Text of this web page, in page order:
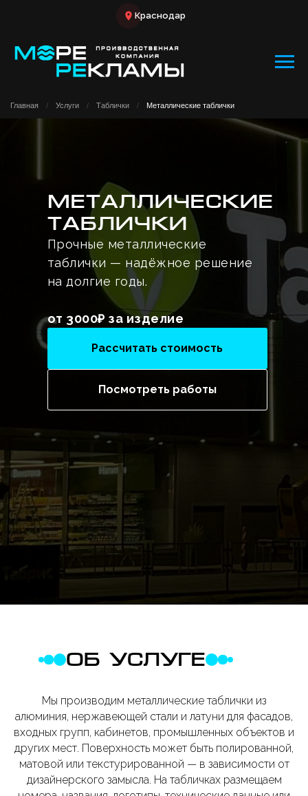
Краснодар
Главная / Услуги / Таблички / Металлические таблички
Металлические
таблички
Прочные металлические
таблички — надёжное решение
на долгие годы.
от 3000₽ за изделие
Рассчитать стоимость
Посмотреть работы
ОБ УСЛУГЕ
Мы производим металлические таблички из
алюминия, нержавеющей стали и латуни для фасадов,
входных групп, кабинетов, промышленных объектов и
других мест. Поверхность может быть полированной,
матовой или текстурированной — в зависимости от
дизайнерского замысла. На табличках размещаем